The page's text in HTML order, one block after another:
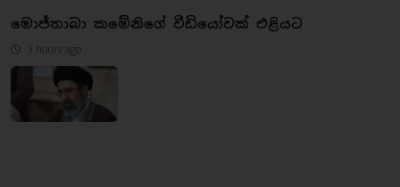
මොජ්තාබා කමේනිගේ වීඩියෝවක් එළියට
3 hours ago